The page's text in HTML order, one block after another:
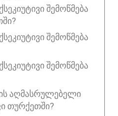
შემოწმება
შემოწმება
შემოწმება
აღმასრულებელი
თურქეთში?